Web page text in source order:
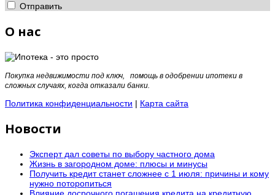
Отправить
О нас
Покупка недвижимости под ключ, помощь в одобрении ипотеки в
сложных случаях, когда отказали банки.
Политика конфиденциальности | Карта сайта
Новости
Эксперт дал советы по выбору частного дома
Жизнь в загородном доме: плюсы и минусы
Получить кредит станет сложнее с 1 июля: причины и кому
нужно поторопиться
Влияние досрочного погашения кредита на кредитную